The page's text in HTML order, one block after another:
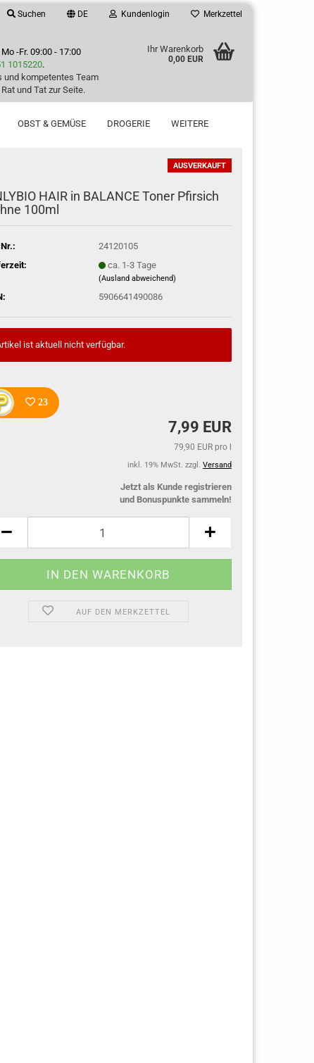
Suchen DE Kundenlogin Merkzettel
Mo -Fr. 09:00 - 17:00
1015220.
und kompetentes Team
und Tat zur Seite.
Ihr Warenkorb
0,00 EUR
OBST & GEMÜSE DROGERIE WEITERE
AUSVERKAUFT
HAIR in BALANCE Toner Pfirsich
100ml
24120105
ca. 1-3 Tage
(Ausland abweichend)
5906641490086
ist aktuell nicht verfügbar.
23
7,99 EUR
79,90 EUR pro l
inkl. 19% MwSt. zzgl. Versand
Jetzt als Kunde registrieren
und Bonuspunkte sammeln!
AUF DEN MERKZETTEL